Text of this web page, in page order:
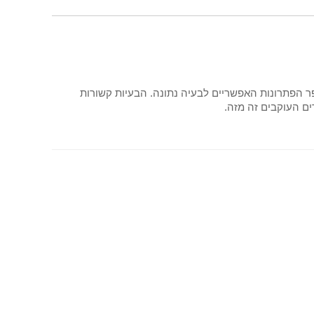
הפתרונות האפשריים לבעיה נתונה. הבעיות קשורות
העוקבים זה מזה.